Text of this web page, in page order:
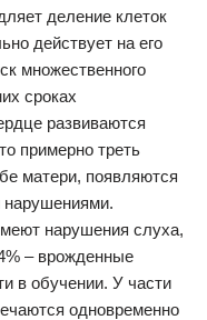
деление клеток
действует на его
множественного
сроках
развиваются
примерно треть
матери, появляются
нарушения слуха,
– врожденные
в обучении. У части
одновременно